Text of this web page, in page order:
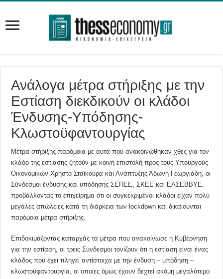
Ανάλογα μέτρα στήριξης με την
Εστίαση διεκδικούν οι κλάδοι
Ένδυσης-Υπόδησης-
Κλωστοϋφαντουργίας
Μέτρα στήριξης παρόμοια με αυτά που ανακοινώθηκαν χθες για τον
κλάδο της εστίασης ζητούν με κοινή επιστολή προς τους Υπουργούς
Οικονομικών Χρήστο Σταϊκούρα και Ανάπτυξης Άδωνη Γεωργιάδη, οι
Σύνδεσμοι ένδυσης και υπόδησης ΣΕΠΕΕ, ΣΚΕΕ και ΕΛΣΕΒΒΥΕ,
προβάλλοντας το επιχείρημα ότι οι συγκεκριμένοι κλάδοι είχαν πολύ
μεγάλες απώλειες κατά τη διάρκεια των lockdown και δικαιούνται
παρόμοια μέτρα στήριξης.
Επιδοκιμάζοντας καταρχάς τα μέτρα που ανακοίνωσε η Κυβέρνηση
για την εστίαση, οι τρεις Σύνδεσμοι τονίζουν ότι η εστίαση είναι ένας
κλάδος που έχει πληγεί αντίστοιχα με την ένδυση – υπόδηση –
κλωστοϋφαντουργία, οι οποίες όμως έχουν δεχτεί ακόμη μεγαλύτερο